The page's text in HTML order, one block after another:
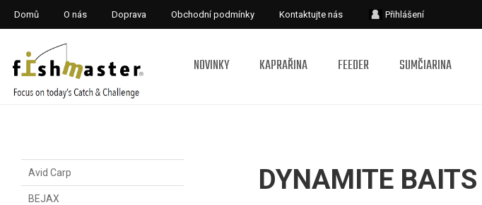
Domů O nás Doprava Obchodní podmínky Kontaktujte nás Přihlášení
NOVINKY KAPRAŘINA FEEDER SUMČIARINA
DYNAMITE BAITS
Avid Carp
BEJAX